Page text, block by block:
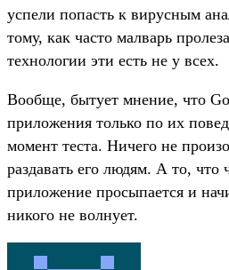
успели попасть к вирусным
тому, как часто малварь
технологии эти есть не у всех.
Вообще, бытует мнение, что
приложения только по их
момент теста. Ничего не
раздавать его людям. А то, что
приложение просыпается и
никого не волнует.